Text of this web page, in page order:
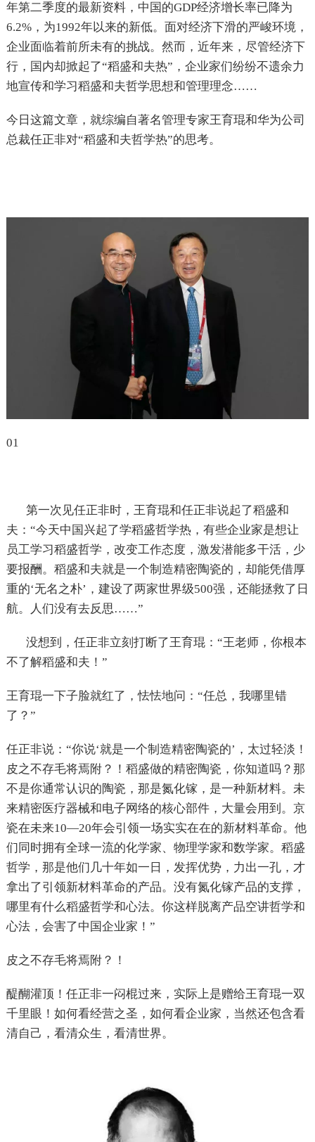
年第二季度的最新资料，中国的GDP经济增长率已降为
6.2%，为1992年以来的新低。 面对经济下滑的严峻环境，
企业面临着前所未有的挑战。 然而，近年来，尽管经济下
行，国内却掀起了“稻盛和夫热”，企业家们纷纷不遗余力
地宣传和学习稻盛和夫哲学思想和管理理念……
今日这篇文章，就综编自著名管理专家王育琨和华为公司
总裁任正非对“稻盛和夫哲学热”的思考。
01
第一次见任正非时，王育琨和任正非说起了稻盛和
夫：“今天中国兴起了学稻盛哲学热，有些企业家是想让
员工学习稻盛哲学，改变工作态度，激发潜能多干活，少
要报酬。稻盛和夫就是一个制造精密陶瓷的，却能凭借厚
重的‘无名之朴’，建设了两家世界级500强，还能拯救了日
航。人们没有去反思……”
没想到，任正非立刻打断了王育琨：“王老师，你根本
不了解稻盛和夫！”
王育琨一下子脸就红了，怯怯地问：“任总，我哪里错
了？”
任正非说：“你说‘就是一个制造精密陶瓷的’，太过轻淡！
皮之不存毛将焉附？！稻盛做的精密陶瓷，你知道吗？那
不是你通常认识的陶瓷，那是氮化镓，是一种新材料。未
来精密医疗器械和电子网络的核心部件，大量会用到。京
瓷在未来10—20年会引领一场实实在在的新材料革命。他
们同时拥有全球一流的化学家、物理学家和数学家。稻盛
哲学，那是他们几十年如一日，发挥优势，力出一孔，才
拿出了引领新材料革命的产品。没有氮化镓产品的支撑，
哪里有什么稻盛哲学和心法。你这样脱离产品空讲哲学和
心法，会害了中国企业家！”
皮之不存毛将焉附？！
醍醐灌顶！任正非一闷棍过来，实际上是赠给王育琨一双
千里眼！如何看经营之圣，如何看企业家，当然还包含看
清自己，看清众生，看清世界。